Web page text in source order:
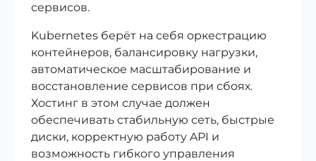
сервисов.
Kubernetes берёт на себя оркестрацию
контейнеров, балансировку нагрузки,
автоматическое масштабирование и
восстановление сервисов при сбоях.
Хостинг в этом случае должен
обеспечивать стабильную сеть, быстрые
диски, корректную работу API и
возможность гибкого управления